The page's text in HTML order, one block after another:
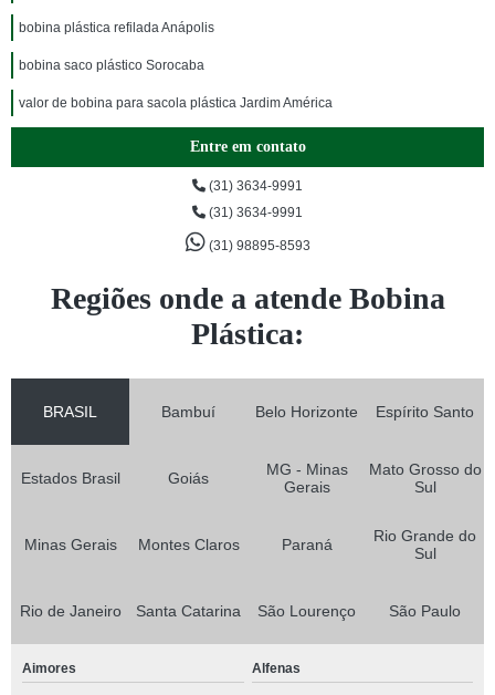
bobina plástica refilada Anápolis
bobina saco plástico Sorocaba
valor de bobina para sacola plástica Jardim América
Entre em contato
(31) 3634-9991
(31) 3634-9991
(31) 98895-8593
Regiões onde a atende Bobina
Plástica:
BRASIL Bambuí Belo Horizonte Espírito Santo
Estados Brasil Goiás
MG - Minas
Gerais
Mato Grosso do
Sul
Minas Gerais Montes Claros Paraná
Rio Grande do
Sul
Rio de Janeiro Santa Catarina São Lourenço São Paulo
Aimores Alfenas